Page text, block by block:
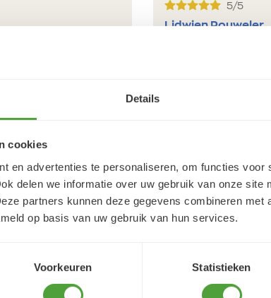
Details
cookies
en advertenties te personaliseren, om functies voor
delen we informatie over uw gebruik van onze site
partners kunnen deze gegevens combineren met
op basis van uw gebruik van hun services.
Voorkeuren Statistieken
j'ai trouvé très
5/5
Lidwien Rouweler